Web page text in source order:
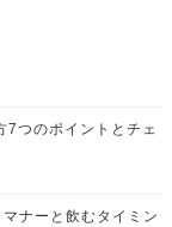
7つのポイントとチェ
ナーと飲むタイミン